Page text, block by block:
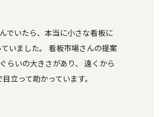
でいたら、本当に小さな看板に
いました。 看板市場さんの提案
らいの大きさがあり、 遠くから
立って助かっています。